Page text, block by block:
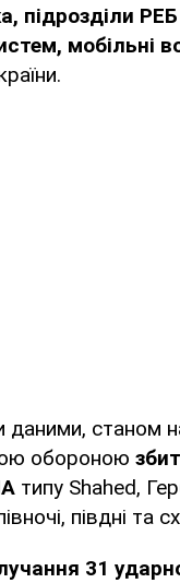
підрозділи
мобільні
даними, станом
обороною
типу Shahed,
півдні та
31